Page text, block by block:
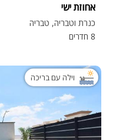
אחוזת ישי
כנרת וטבריה, טבריה
8 חדרים
וילה עם בריכה